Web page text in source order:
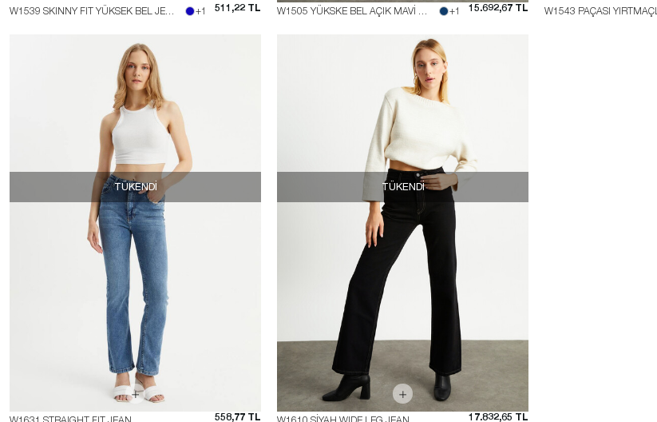
W1539 SKINNY FIT YÜKSEK BEL JEAN +1 511,22 TL W1505 YÜKSKE BEL AÇIK MAVİ DÜĞMELİ JEAN +1 15.692,67 TL W1543 PAÇASI
TÜKENDI
558,77 TL
TÜKENDI
17.832,65 TL